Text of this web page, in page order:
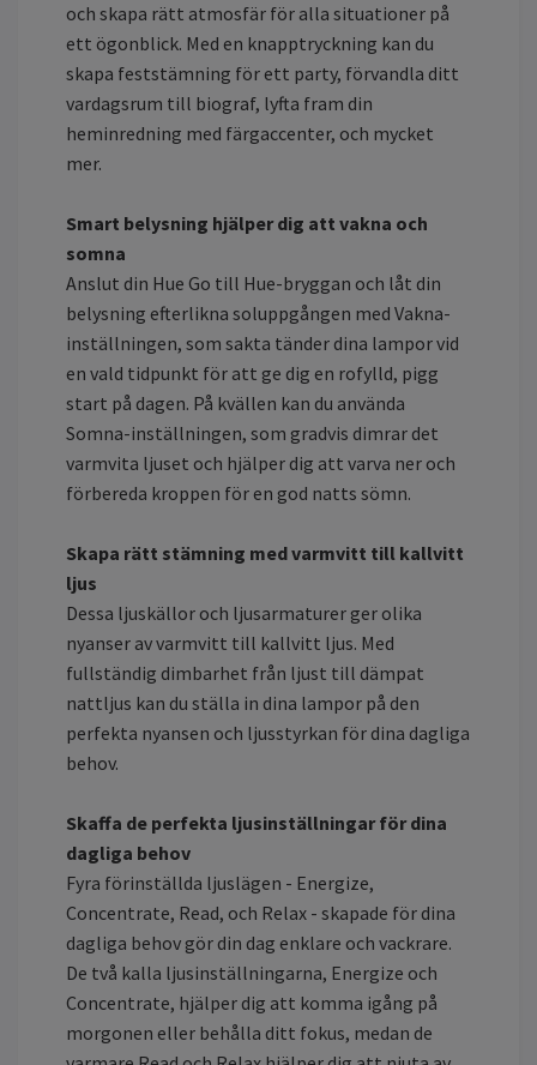
och skapa rätt atmosfär för alla situationer på
ett ögonblick. Med en knapptryckning kan du
skapa feststämning för ett party, förvandla ditt
vardagsrum till biograf, lyfta fram din
heminredning med färgaccenter, och mycket
mer.
Smart belysning hjälper dig att vakna och
somna
Anslut din Hue Go till Hue-bryggan och låt din
belysning efterlikna soluppgången med Vakna-
inställningen, som sakta tänder dina lampor vid
en vald tidpunkt för att ge dig en rofylld, pigg
start på dagen. På kvällen kan du använda
Somna-inställningen, som gradvis dimrar det
varmvita ljuset och hjälper dig att varva ner och
förbereda kroppen för en god natts sömn.
Skapa rätt stämning med varmvitt till kallvitt
ljus
Dessa ljuskällor och ljusarmaturer ger olika
nyanser av varmvitt till kallvitt ljus. Med
fullständig dimbarhet från ljust till dämpat
nattljus kan du ställa in dina lampor på den
perfekta nyansen och ljusstyrkan för dina dagliga
behov.
Skaffa de perfekta ljusinställningar för dina
dagliga behov
Fyra förinställda ljuslägen - Energize,
Concentrate, Read, och Relax - skapade för dina
dagliga behov gör din dag enklare och vackrare.
De två kalla ljusinställningarna, Energize och
Concentrate, hjälper dig att komma igång på
morgonen eller behålla ditt fokus, medan de